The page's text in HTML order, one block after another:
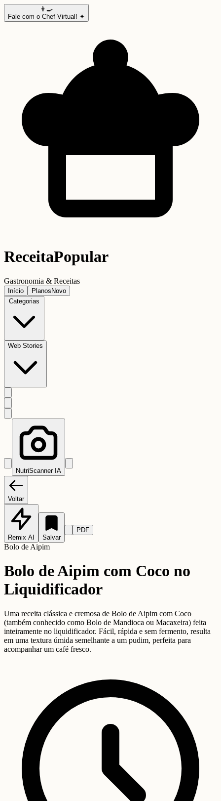
👨‍🍳
Fale com o Chef Virtual! ✦
ReceitaPopular
Gastronomia & Receitas
Início Planos Novo
Categorias
Web Stories
NutriScanner IA
Voltar
Remix AI Salvar
PDF
Bolo de Aipim
Bolo de Aipim com Coco no
Liquidificador
Uma receita clássica e cremosa de Bolo de Aipim com Coco
(também conhecido como Bolo de Mandioca ou Macaxeira) feita
inteiramente no liquidificador. Fácil, rápida e sem fermento, resulta
em uma textura úmida semelhante a um pudim, perfeita para
acompanhar um café fresco.